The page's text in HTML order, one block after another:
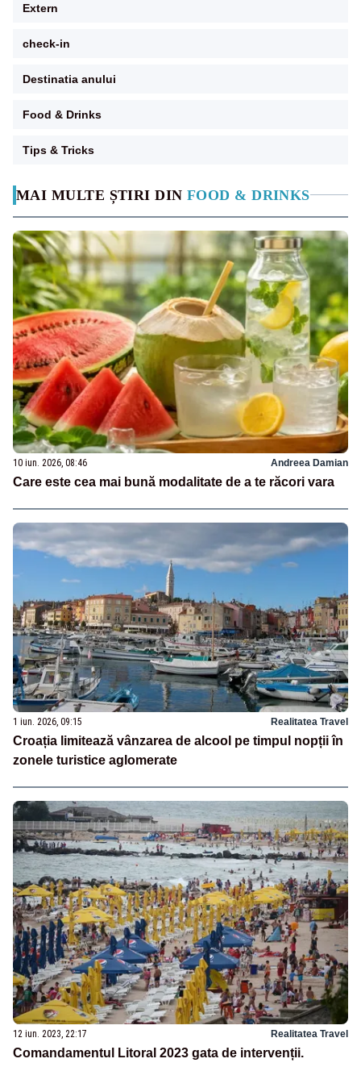
MAI MULTE ȘTIRI DIN FOOD & DRINKS
10 iun. 2026, 08:46 Andreea Damian
Care este cea mai bună modalitate de a te răcori vara
1 iun. 2026, 09:15 Realitatea Travel
Croația limitează vânzarea de alcool pe timpul nopții în
zonele turistice aglomerate
12 iun. 2023, 22:17 Realitatea Travel
Comandamentul Litoral 2023 gata de intervenții.
Extern
check-in
Destinatia anului
Food & Drinks
Tips & Tricks